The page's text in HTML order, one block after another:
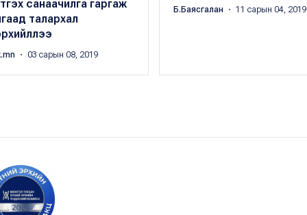
санаачилга гаргаж
талархал
・ 03 сарын 08, 2019
Б.Баясгалан ・ 11 сарын 04, 2019